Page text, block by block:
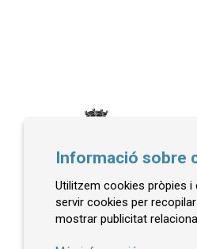
© Museu de la
C. d'Ullà, 27-31 |
Tel. 972 755 180 a/
Informació sobre
Utilitzem cookies pròpies
servir cookies per
mostrar publicitat